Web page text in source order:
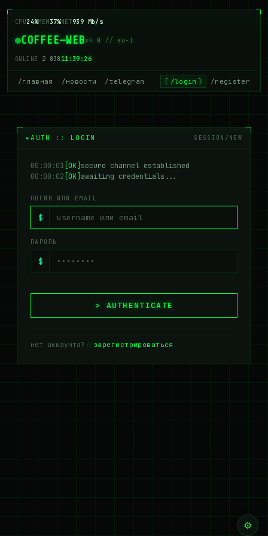
CPU24%MEM37%NET939 Mb/s
COFFEE—WEBv4.0 // eu-1
ONLINE 2 838 11:39:26
/главная /новости /telegram /login /register
AUTH :: LOGIN SESSION/NEW
00:00:01 [OK] secure channel established
00:00:02 [OK] awaiting credentials...
ЛОГИН ИЛИ EMAIL
$
ПАРОЛЬ
$
AUTHENTICATE
нет аккаунта? // зарегистрироваться
⚙